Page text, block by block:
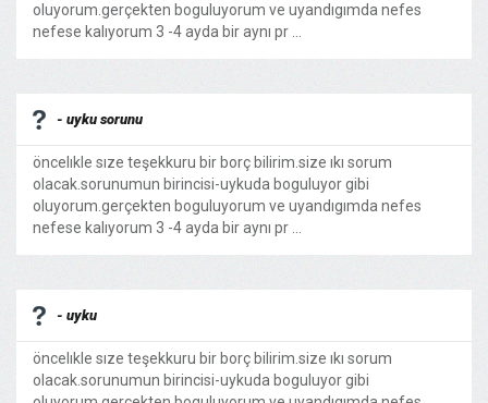
oluyorum.gerçekten boguluyorum ve uyandıgımda nefes
nefese kalıyorum 3 -4 ayda bir aynı pr ...
- uyku sorunu
öncelıkle sıze teşekkuru bir borç bilirim.size ıkı sorum
olacak.sorunumun birincisi-uykuda boguluyor gibi
oluyorum.gerçekten boguluyorum ve uyandıgımda nefes
nefese kalıyorum 3 -4 ayda bir aynı pr ...
- uyku
öncelıkle sıze teşekkuru bir borç bilirim.size ıkı sorum
olacak.sorunumun birincisi-uykuda boguluyor gibi